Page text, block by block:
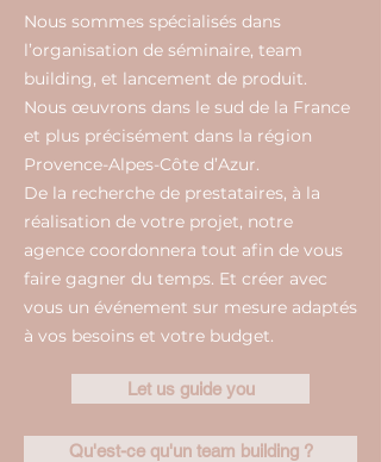
Nous sommes spécialisés dans
l’organisation de séminaire, team
building, et lancement de produit.
Nous œuvrons dans le sud de la France
et plus précisément dans la région
Provence-Alpes-Côte d’Azur.
De la recherche de prestataires, à la
réalisation de votre projet, notre
agence coordonnera tout afin de vous
faire gagner du temps. Et créer avec
vous un événement sur mesure adaptés
à vos besoins et votre budget.
Let us guide you
Qu'est-ce qu'un team building ?